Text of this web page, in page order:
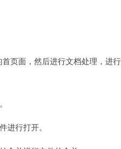
面，然后进行文档处理，进行
行打开。